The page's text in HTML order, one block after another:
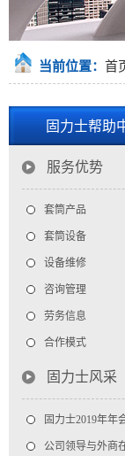
当前位置： 首
固力士帮助
服务优势
套筒产品
套筒设备
设备维修
咨询管理
劳务信息
合作模式
固力士风采